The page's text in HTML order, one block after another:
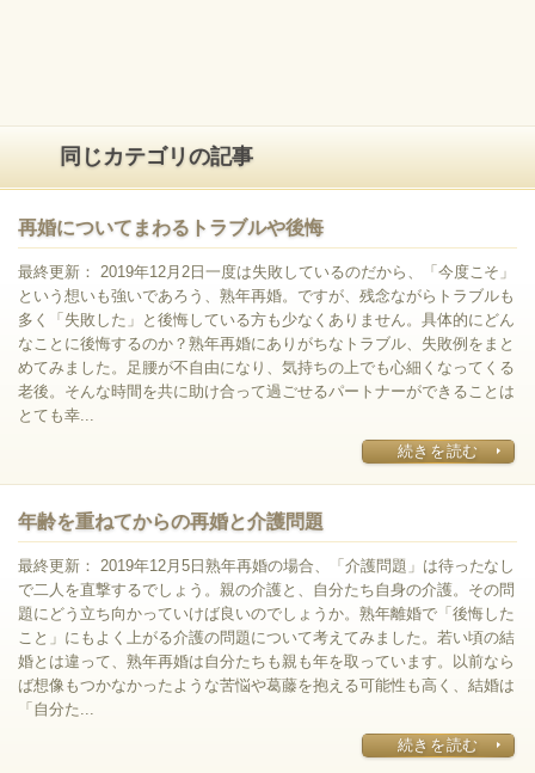
同じカテゴリの記事
再婚についてまわるトラブルや後悔
最終更新： 2019年12月2日一度は失敗しているのだから、「今度こそ」
という想いも強いであろう、熟年再婚。ですが、残念ながらトラブルも
多く「失敗した」と後悔している方も少なくありません。具体的にどん
なことに後悔するのか？熟年再婚にありがちなトラブル、失敗例をまと
めてみました。足腰が不自由になり、気持ちの上でも心細くなってくる
老後。そんな時間を共に助け合って過ごせるパートナーができることは
とても幸...
続きを読む
年齢を重ねてからの再婚と介護問題
最終更新： 2019年12月5日熟年再婚の場合、「介護問題」は待ったなし
で二人を直撃するでしょう。親の介護と、自分たち自身の介護。その問
題にどう立ち向かっていけば良いのでしょうか。熟年離婚で「後悔した
こと」にもよく上がる介護の問題について考えてみました。若い頃の結
婚とは違って、熟年再婚は自分たちも親も年を取っています。以前なら
ば想像もつかなかったような苦悩や葛藤を抱える可能性も高く、結婚は
「自分た...
続きを読む